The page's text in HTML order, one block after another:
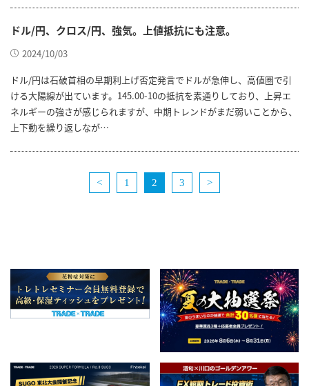
ドル/円、クロス/円、強気。上値抵抗にも注意。
2024/10/03
ドル/円は石破首相の早期利上げ否定発言でドルが急伸し、高値圏で引
ける大陽線が出ています。145.00-10の抵抗を素通りしており、上昇エ
ネルギーの強さが感じられますが、中期トレンドがまだ弱いことから、
上下動を繰り返しなが…
< 1 2 3 >